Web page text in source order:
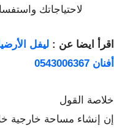
لاحتياجاتك
اقرأ ايضا عن : ليفل
أفنان 0543006367
خلاصة القول
إن إنشاء مساحة خارجية